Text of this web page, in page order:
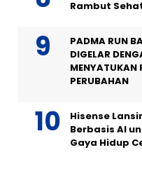
Rambut
PADMA RUN
DIGELAR
MENYATUKAN
PERUBAHAN
Hisense
Berbasis AI
Gaya Hidup